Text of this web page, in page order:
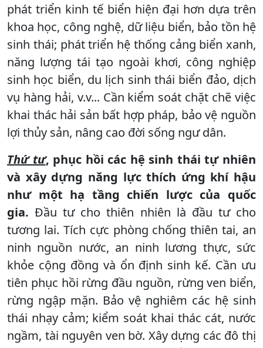
phát triển kinh tế biển hiện đại hơn dựa trên
khoa học, công nghệ, dữ liệu biển, bảo tồn hệ
sinh thái; phát triển hệ thống cảng biển xanh,
năng lượng tái tạo ngoài khơi, công nghiệp
sinh học biển, du lịch sinh thái biển đảo, dịch
vụ hàng hải, v.v... Cần kiểm soát chặt chẽ việc
khai thác hải sản bất hợp pháp, bảo vệ nguồn
lợi thủy sản, nâng cao đời sống ngư dân.
Thứ tư, phục hồi các hệ sinh thái tự nhiên
và xây dựng năng lực thích ứng khí hậu
như một hạ tầng chiến lược của quốc
gia. Đầu tư cho thiên nhiên là đầu tư cho
tương lai. Tích cực phòng chống thiên tai, an
ninh nguồn nước, an ninh lương thực, sức
khỏe cộng đồng và ổn định sinh kế. Cần ưu
tiên phục hồi rừng đầu nguồn, rừng ven biển,
rừng ngập mặn. Bảo vệ nghiêm các hệ sinh
thái nhạy cảm; kiểm soát khai thác cát, nước
ngầm, tài nguyên ven bờ. Xây dựng các đô thị